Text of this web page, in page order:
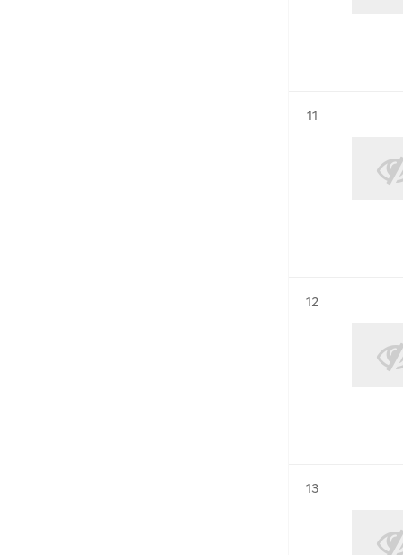
Résultat n°
11
Résultat n°
12
Résultat n°
13